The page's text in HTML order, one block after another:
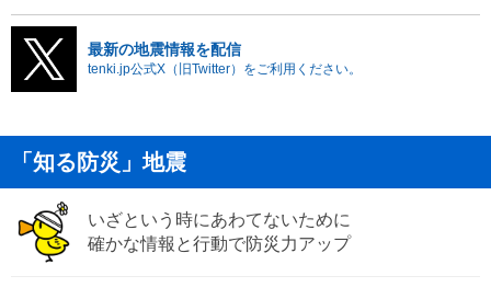
最新の地震情報を配信
tenki.jp公式X（旧Twitter）をご利用ください。
「知る防災」地震
いざという時にあわてないために
確かな情報と行動で防災力アップ